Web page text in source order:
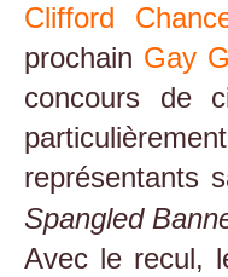
Clifford
prochain Gay
concours de
représentants
Spangled
Avec le recul,